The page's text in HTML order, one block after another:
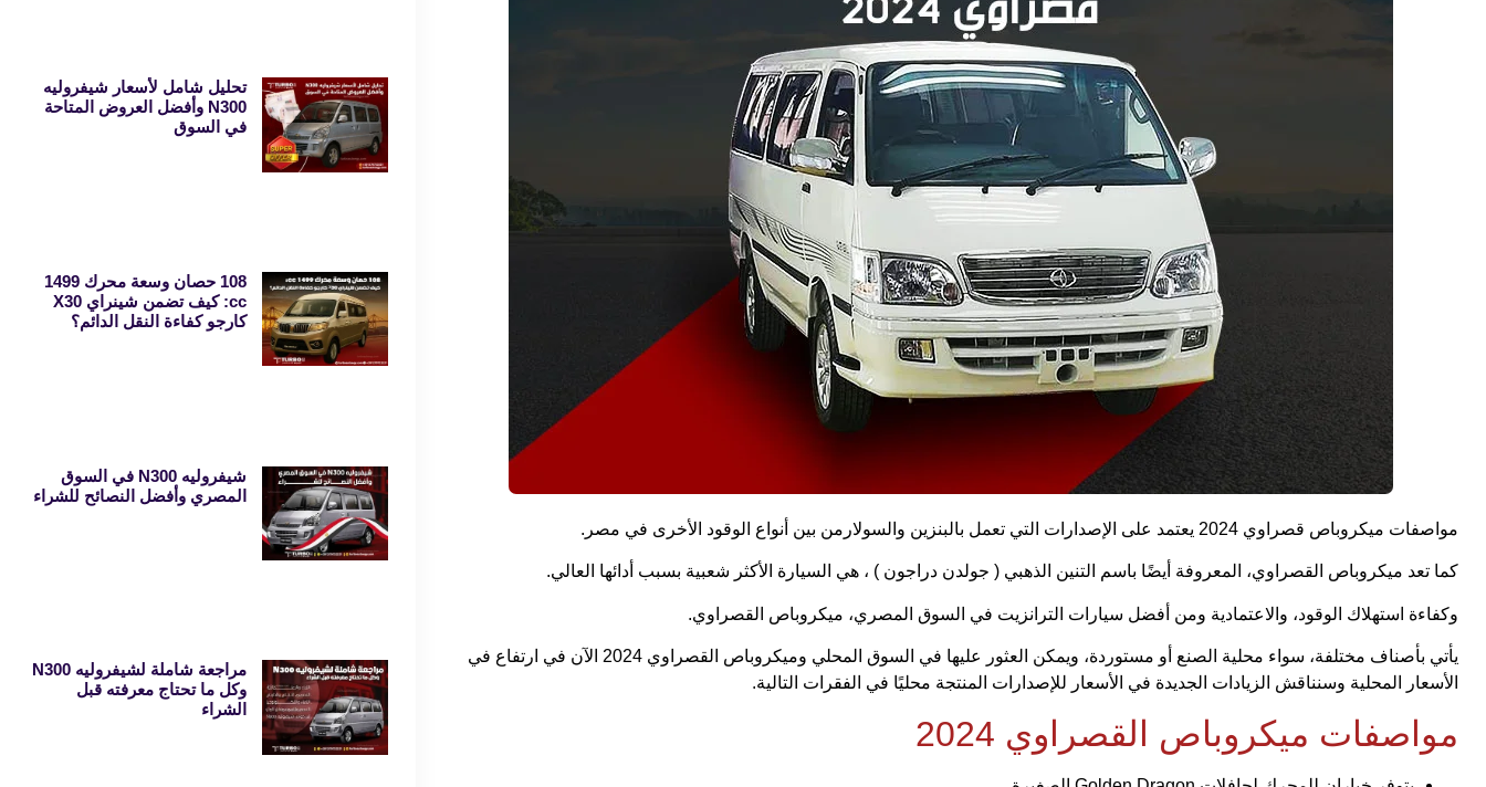
مواصفات ميكروباص قصراوي 2024 يعتمد على الإصدارات التي تعمل بالبنزين والسولارمن بين أنواع الوقود الأخرى في مصر.
كما تعد ميكروباص القصراوي، المعروفة أيضًا باسم التنين الذهبي ( جولدن دراجون ) ، هي السيارة الأكثر شعبية بسبب أدائها العالي.
وكفاءة استهلاك الوقود، والاعتمادية ومن أفضل سيارات الترانزيت في السوق المصري، ميكروباص القصراوي.
يأتي بأصناف مختلفة، سواء محلية الصنع أو مستوردة، ويمكن العثور عليها في السوق المحلي وميكروباص القصراوي 2024 الآن في ارتفاع في
الأسعار المحلية وسنناقش الزيادات الجديدة في الأسعار للإصدارات المنتجة محليًا في الفقرات التالية.
مواصفات ميكروباص القصراوي 2024
تحليل شامل لأسعار شيفروليه
N300 وأفضل العروض المتاحة
في السوق
108 حصان وسعة محرك 1499
cc: كيف تضمن شينراي X30
كارجو كفاءة النقل الدائم؟
شيفروليه N300 في السوق
المصري وأفضل النصائح للشراء
مراجعة شاملة لشيفروليه N300
وكل ما تحتاج معرفته قبل
الشراء